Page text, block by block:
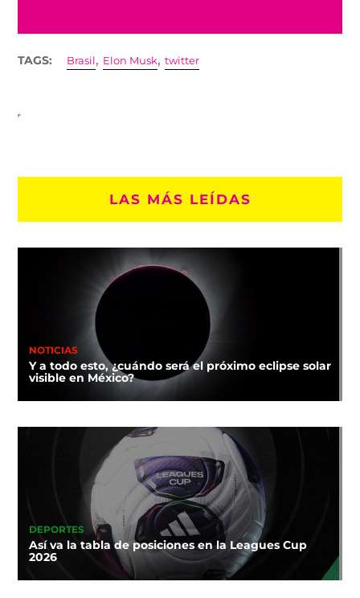
TAGS: Brasil, Elon Musk,twitter
LAS MÁS LEÍDAS
NOTICIAS
Y a todo esto, ¿cuándo será el próximo eclipse solar
visible en México?
DEPORTES
Así va la tabla de posiciones en la Leagues Cup
2026